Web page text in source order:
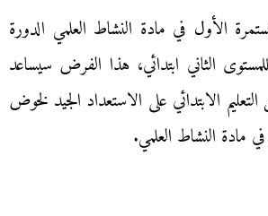
الأول في مادة النشاط العلمي الدورة
(النموذج 3) للمستوى الثاني ابتدائي، هذا الفرض سيساعد
التعليم الابتدائي على الاستعداد الجيد لخوض
مادة النشاط العلمي.